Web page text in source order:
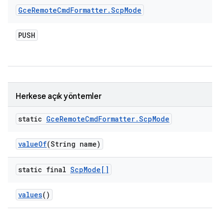
GceRemoteCmdFormatter.ScpMode
PUSH
Herkese açık yöntemler
static GceRemoteCmdFormatter.ScpMode
valueOf(String name)
static final ScpMode[]
values()